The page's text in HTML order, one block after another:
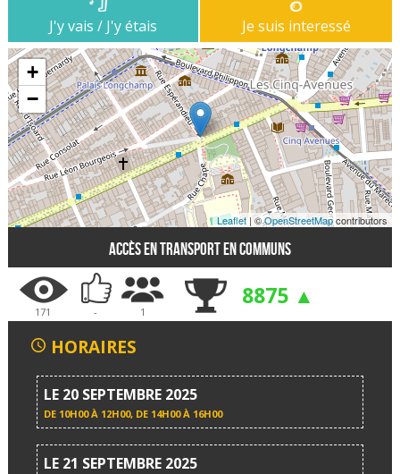
J'y vais / J'y étais Je suis interessé
+
−
Leaflet | ©OpenStreetMapcontributors
Accès en transport en communs
171 - 1
8875 ▲
HORAIRES
LE 20 SEPTEMBRE 2025
DE 10H00 À 12H00, DE 14H00 À 16H00
LE 21 SEPTEMBRE 2025